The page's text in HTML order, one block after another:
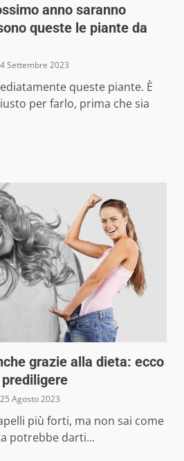
anno saranno
queste le piante da
4 Settembre 2023
queste piante. È
per farlo, prima che sia
grazie alla dieta: ecco
25 Agosto 2023
più forti, ma non sai come
potrebbe darti...